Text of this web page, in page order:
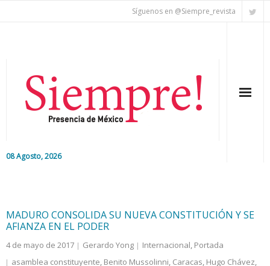
Síguenos en @Siempre_revista
08 Agosto, 2026
MADURO CONSOLIDA SU NUEVA CONSTITUCIÓN Y SE
AFIANZA EN EL PODER
4 de mayo de 2017 Gerardo Yong Internacional, Portada
asamblea constituyente, Benito Mussolinni, Caracas, Hugo Chávez,